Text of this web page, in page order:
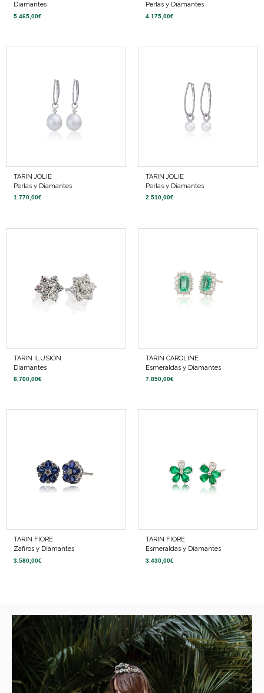
Diamantes
5.465,00€
Perlas y Diamantes
4.175,00€
TARIN JOLIE
Perlas y Diamantes
1.770,00€
TARIN JOLIE
Perlas y Diamantes
2.510,00€
TARIN ILUSIÓN
Diamantes
8.700,00€
TARIN CAROLINE
Esmeraldas y Diamantes
7.850,00€
TARIN FIORE
Zafiros y Diamantes
3.580,00€
TARIN FIORE
Esmeraldas y Diamantes
3.430,00€